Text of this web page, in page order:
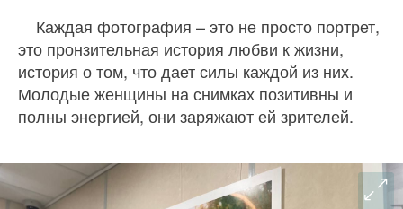
Каждая фотография – это не просто портрет,
это пронзительная история любви к жизни,
история о том, что дает силы каждой из них.
Молодые женщины на снимках позитивны и
полны энергией, они заряжают ей зрителей.